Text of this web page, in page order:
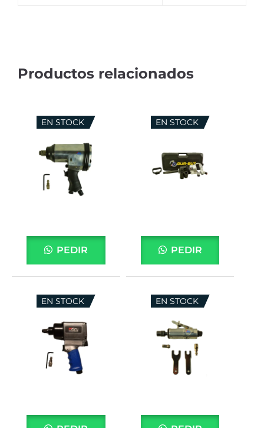
EN STOCK
PEDIR
EN STOCK
PEDIR
EN STOCK EN STOCK